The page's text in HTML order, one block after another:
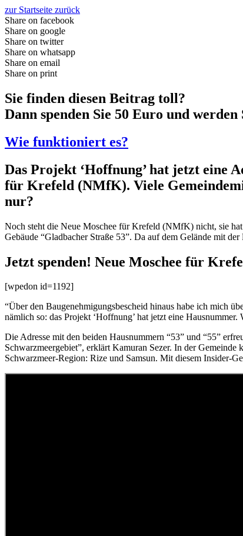
zur Startseite zurück
Share on facebook
Share on google
Share on twitter
Share on whatsapp
Share on email
Share on print
Sie finden diesen Beitrag toll?
Dann spenden Sie 50 Euro und
Wie funktioniert es?
Das Projekt ‘Hoffnung’ hat jetzt eine
für Krefeld (NMfK). Viele
nur?
Noch steht die Neue Moschee für Krefeld (NMfK) nicht, sie hat
Gebäude “Gladbacher Straße 53”. Da auf dem Gelände mit
Jetzt spenden! Neue Moschee für
[wpedon id=1192]
“Über den Baugenehmigungsbescheid hinaus habe ich mich
nämlich so: das Projekt ‘Hoffnung’ hat jetzt eine
Die Adresse mit den beiden Hausnummern “53” und “55”
Schwarzmeergebiet”, erklärt Kamuran Sezer. In der
Schwarzmeer-Region: Rize und Samsun. Mit diesem Insider-